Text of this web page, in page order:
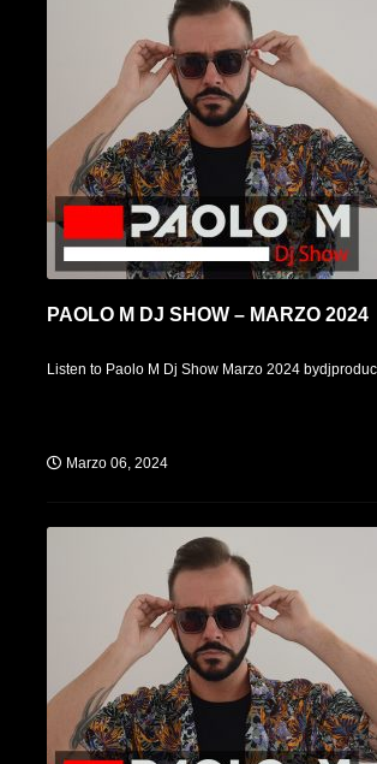
PAOLO M DJ SHOW – MARZO 2024
Listen to Paolo M Dj Show Marzo 2024
Marzo 06, 2024